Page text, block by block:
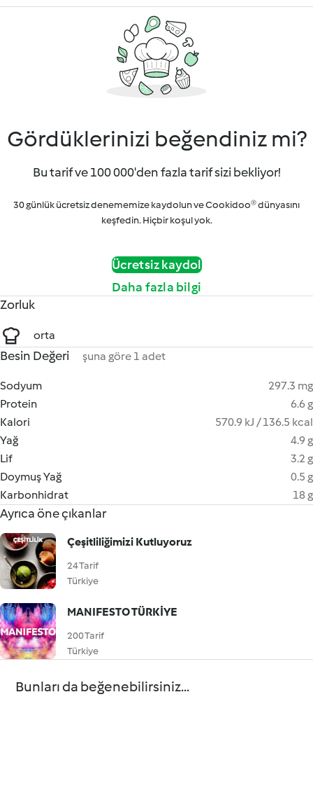
Gördüklerinizi beğendiniz mi?
Bu tarif ve 100 000'den fazla tarif sizi bekliyor!
30 günlük ücretsiz denememize kaydolun ve Cookidoo® dünyasını
keşfedin. Hiçbir koşul yok.
Ücretsiz kaydol
Daha fazla bilgi
Zorluk
orta
Besin Değeri şuna göre 1 adet
Sodyum
297.3 mg
Protein
6.6 g
Kalori
570.9 kJ / 136.5 kcal
Yağ
4.9 g
Lif
3.2 g
Doymuş Yağ
0.5 g
Karbonhidrat
18 g
Ayrıca öne çıkanlar
Çeşitliliğimizi Kutluyoruz
24 Tarif
Türkiye
MANIFESTO TÜRKİYE
200 Tarif
Türkiye
Bunları da beğenebilirsiniz...